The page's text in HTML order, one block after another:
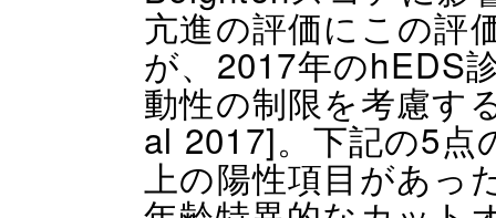
亢進の評価にこの評
が、2017年のhEDS
動性の制限を考慮す
al 2017]。下記の5点
上の陽性項目があっ